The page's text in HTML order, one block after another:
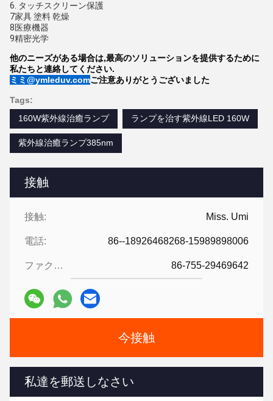
接触
接触: Miss. Umi
電話: 86--18926468268-15989898006
ファクシミリ: 86-755-29469642
今接触
私達を郵送しなさい
6. タッチスクリーン保護
7家具 塗料 乾燥
8医療機器
9精密光学
他のニーズがある場合は,最高のソリューションを提供するために
私たちと連絡してください.
ミミ@ymleduv.comご注意ありがとうございました
Tags:
160W紫外線治癒ランプ
ランプを治す紫外線LED 160W
紫外線治癒ランプ385nm